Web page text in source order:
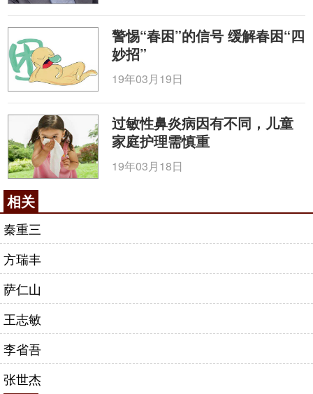
警惕“春困”的信号 缓解春困“四
妙招”
19年03月19日
过敏性鼻炎病因有不同，儿童
家庭护理需慎重
19年03月18日
相关
秦重三
方瑞丰
萨仁山
王志敏
李省吾
张世杰